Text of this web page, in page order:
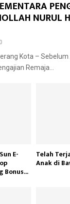
NURUL
0
Kota –
Remaja...
E-
Bonus...
Telah
Anak di